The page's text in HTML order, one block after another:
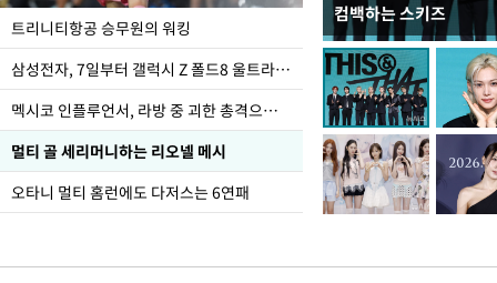
트리니티항공 승무원의 워킹
삼성전자, 7일부터 갤럭시 Z 폴드8 울트라·폴드8·플립8 출시
멕시코 인플루언서, 라방 중 괴한 총격으로 사망
멀티 골 세리머니하는 리오넬 메시
오타니 멀티 홈런에도 다저스는 6연패
컴백하는 스키즈
입추 하루 앞둔 전남
폭염